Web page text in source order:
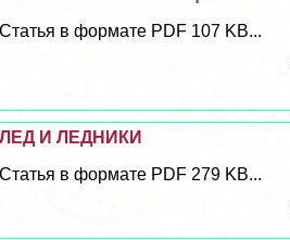
Статья в формате PDF 107 KB...
ЛЕД И ЛЕДНИКИ
Статья в формате PDF 279 KB...